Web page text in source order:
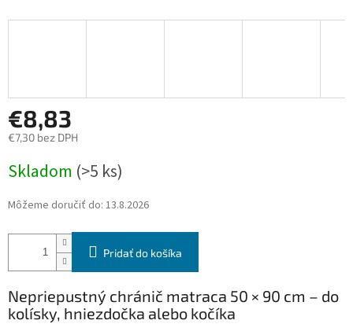
€8,83
€7,30 bez DPH
cena:
Skladom (>5 ks)
Môžeme doručiť do: 13.8.2026
Pridať do košíka
Nepriepustný chránič matraca 50 × 90 cm – do
kolísky, hniezdočka alebo kočíka